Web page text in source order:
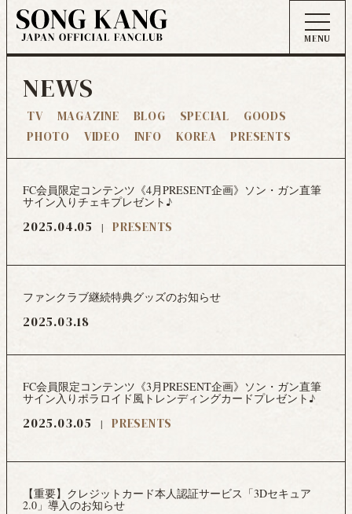
NEWS
TV MAGAZINE BLOG SPECIAL
GOODS
PHOTO
VIDEO INFO KOREA PRESENTS
FC会員限定コンテンツ《4月PRESENT企画》ソン・ガン直筆
サイン入りチェキプレゼント♪
2025.04.05 PRESENTS
ファンクラブ継続特典グッズのお知らせ
2025.03.18
FC会員限定コンテンツ《3月PRESENT企画》ソン・ガン直筆
サイン入りポラロイド風トレンディングカードプレゼント♪
2025.03.05 PRESENTS
【重要】クレジットカード本人認証サービス「3Dセキュア
2.0」導入のお知らせ